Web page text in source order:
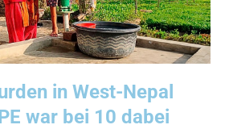
in West-Nepal
war bei 10 dabei